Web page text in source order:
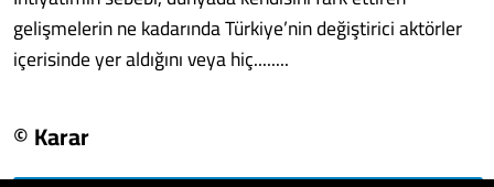
gelişmelerin ne kadarında Türkiye’nin değiştirici aktörler
içerisinde yer aldığını veya hiç........
© Karar